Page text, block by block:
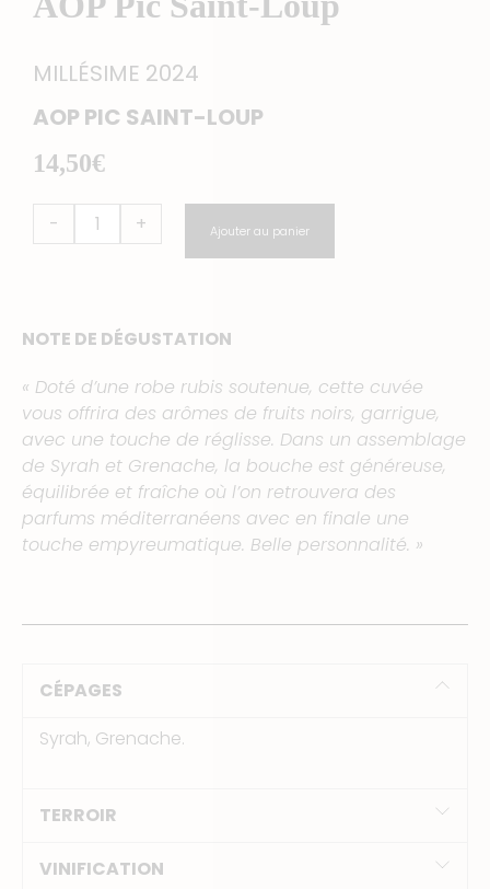
MILLÉSIME 2024
AOP PIC SAINT-LOUP
14,50€
-
de
Loup
+ Ajouter au panier
NOTE DE DÉGUSTATION
« Doté d’une robe rubis soutenue, cette cuvée
vous offrira des arômes de fruits noirs, garrigue,
avec une touche de réglisse. Dans un assemblage
de Syrah et Grenache, la bouche est généreuse,
équilibrée et fraîche où l’on retrouvera des
parfums méditerranéens avec en finale une
touche empyreumatique. Belle personnalité. »
CÉPAGES
Syrah, Grenache.
TERROIR
VINIFICATION